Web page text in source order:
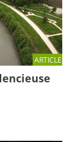
ARTICLE